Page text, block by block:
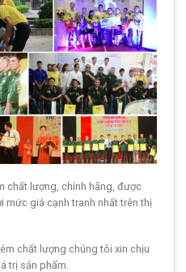
chất lượng, chính hãng, được
mức giá cạnh tranh nhất trên thị
chất lượng chúng tôi xin chịu
trị sản phẩm.